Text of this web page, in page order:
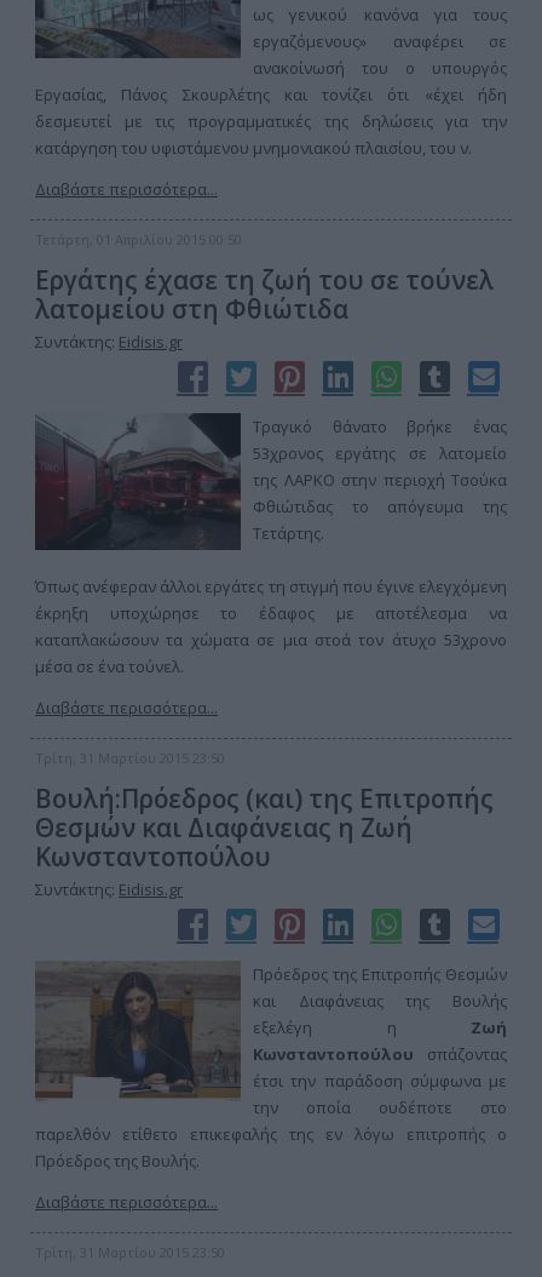
ως γενικού κανόνα για τους
εργαζόμενους» αναφέρει σε
ανακοίνωσή του ο υπουργός
Εργασίας, Πάνος Σκουρλέτης και τονίζει ότι «έχει ήδη
δεσμευτεί με τις προγραμματικές της δηλώσεις για την
κατάργηση του υφιστάμενου μνημονιακού πλαισίου, του ν.
Διαβάστε περισσότερα...
Τετάρτη, 01 Απριλίου 2015 00:50
Εργάτης έχασε τη ζωή του σε τούνελ
λατομείου στη Φθιώτιδα
Συντάκτης: Eidisis.gr
Τραγικό θάνατο βρήκε ένας
53χρονος εργάτης σε λατομείο
της ΛΑΡΚΟ στην περιοχή Τσούκα
Φθιώτιδας το απόγευμα της
Τετάρτης.
Όπως ανέφεραν άλλοι εργάτες τη στιγμή που έγινε ελεγχόμενη
έκρηξη υποχώρησε το έδαφος με αποτέλεσμα να
καταπλακώσουν τα χώματα σε μια στοά τον άτυχο 53χρονο
μέσα σε ένα τούνελ.
Διαβάστε περισσότερα...
Τρίτη, 31 Μαρτίου 2015 23:50
Βουλή:Πρόεδρος (και) της Επιτροπής
Θεσμών και Διαφάνειας η Ζωή
Κωνσταντοπούλου
Συντάκτης: Eidisis.gr
Πρόεδρος της Επιτροπής Θεσμών
και Διαφάνειας της Βουλής
εξελέγη η Ζωή
Κωνσταντοπούλου σπάζοντας
έτσι την παράδοση σύμφωνα με
την οποία ουδέποτε στο
παρελθόν ετίθετο επικεφαλής της εν λόγω επιτροπής ο
Πρόεδρος της Βουλής.
Διαβάστε περισσότερα...
Τρίτη, 31 Μαρτίου 2015 23:50